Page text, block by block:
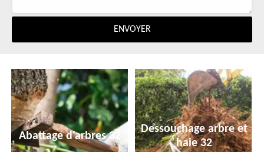
Abattage d'arbres 32
Dessouchage arbre et
haie 32